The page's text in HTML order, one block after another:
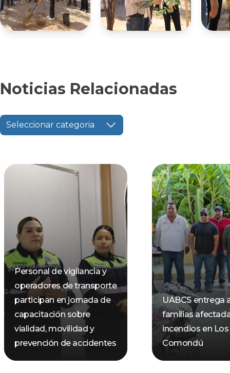
Noticias Relacionadas
Seleccionar categoria
Personal de vigilancia y
operadores de transporte
participan en jornada de
capacitación sobre
vialidad, movilidad y
prevención de accidentes
UABCS entrega
familias
incendios en Los
Comondú